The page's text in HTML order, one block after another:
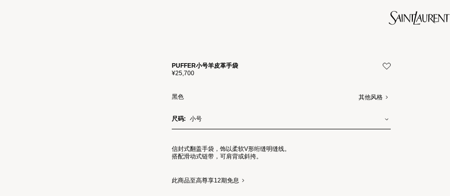
PUFFER小号羊皮革手袋
¥25,700
黑色 其他风格
尺码: 小号
信封式翻盖手袋，饰以柔软V形绗缝明缝线。
搭配滑动式链带，可肩背或斜挎。
此商品至高尊享12期免息